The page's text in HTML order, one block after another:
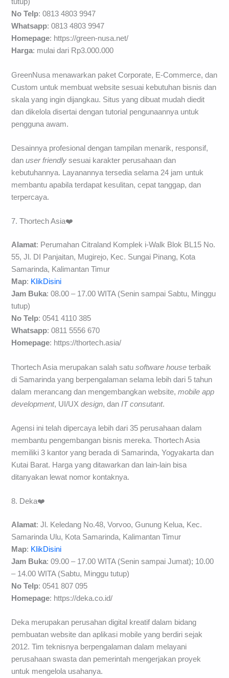
tutup)
No Telp: 0813 4803 9947
Whatsapp: 0813 4803 9947
Homepage: https://green-nusa.net/
Harga: mulai dari Rp3.000.000
GreenNusa menawarkan paket Corporate, E-Commerce, dan
Custom untuk membuat website sesuai kebutuhan bisnis dan
skala yang ingin dijangkau. Situs yang dibuat mudah diedit
dan dikelola disertai dengan tutorial pengunaannya untuk
pengguna awam.
Desainnya profesional dengan tampilan menarik, responsif,
danuser friendly sesuai karakter perusahaan dan
kebutuhannya. Layanannya tersedia selama 24 jam untuk
membantu apabila terdapat kesulitan, cepat tanggap, dan
terpercaya.
7. Thortech Asia❤️
Alamat: Perumahan Citraland Komplek i-Walk Blok BL15 No.
55, Jl. DI Panjaitan, Mugirejo, Kec. Sungai Pinang, Kota
Samarinda, Kalimantan Timur
Map: KlikDisini
Jam Buka: 08.00 – 17.00 WITA (Senin sampai Sabtu, Minggu
tutup)
No Telp: 0541 4110 385
Whatsapp: 0811 5556 670
Homepage: https://thortech.asia/
Thortech Asia merupakan salah satusoftware house terbaik
di Samarinda yang berpengalaman selama lebih dari 5 tahun
dalam merancang dan mengembangkan website,mobile app
development, UI/UXdesign, dan IT consutant.
Agensi ini telah dipercaya lebih dari 35 perusahaan dalam
membantu pengembangan bisnis mereka. Thortech Asia
memiliki 3 kantor yang berada di Samarinda, Yogyakarta dan
Kutai Barat. Harga yang ditawarkan dan lain-lain bisa
ditanyakan lewat nomor kontaknya.
8. Deka❤️
Alamat: Jl. Keledang No.48, Vorvoo, Gunung Kelua, Kec.
Samarinda Ulu, Kota Samarinda, Kalimantan Timur
Map: KlikDisini
Jam Buka: 09.00 – 17.00 WITA (Senin sampai Jumat); 10.00
– 14.00 WITA (Sabtu, Minggu tutup)
No Telp: 0541 807 095
Homepage: https://deka.co.id/
Deka merupakan perusahan digital kreatif dalam bidang
pembuatan website dan aplikasi mobile yang berdiri sejak
2012. Tim teknisnya berpengalaman dalam melayani
perusahaan swasta dan pemerintah mengerjakan proyek
untuk mengelola usahanya.